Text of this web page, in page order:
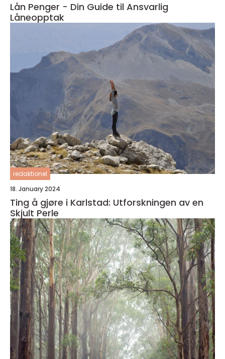
Lån Penger - Din Guide til Ansvarlig
Låneopptak
redaktionel
18. January 2024
Ting å gjøre i Karlstad: Utforskningen av en
Skjult Perle